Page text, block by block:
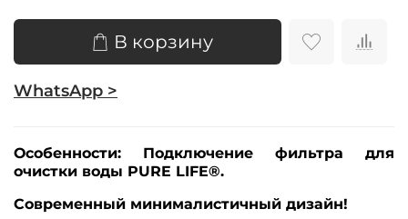
В корзину
WhatsApp >
Особенности: Подключение фильтра для
очистки воды PURE LIFE®.
Современный минималистичный дизайн!